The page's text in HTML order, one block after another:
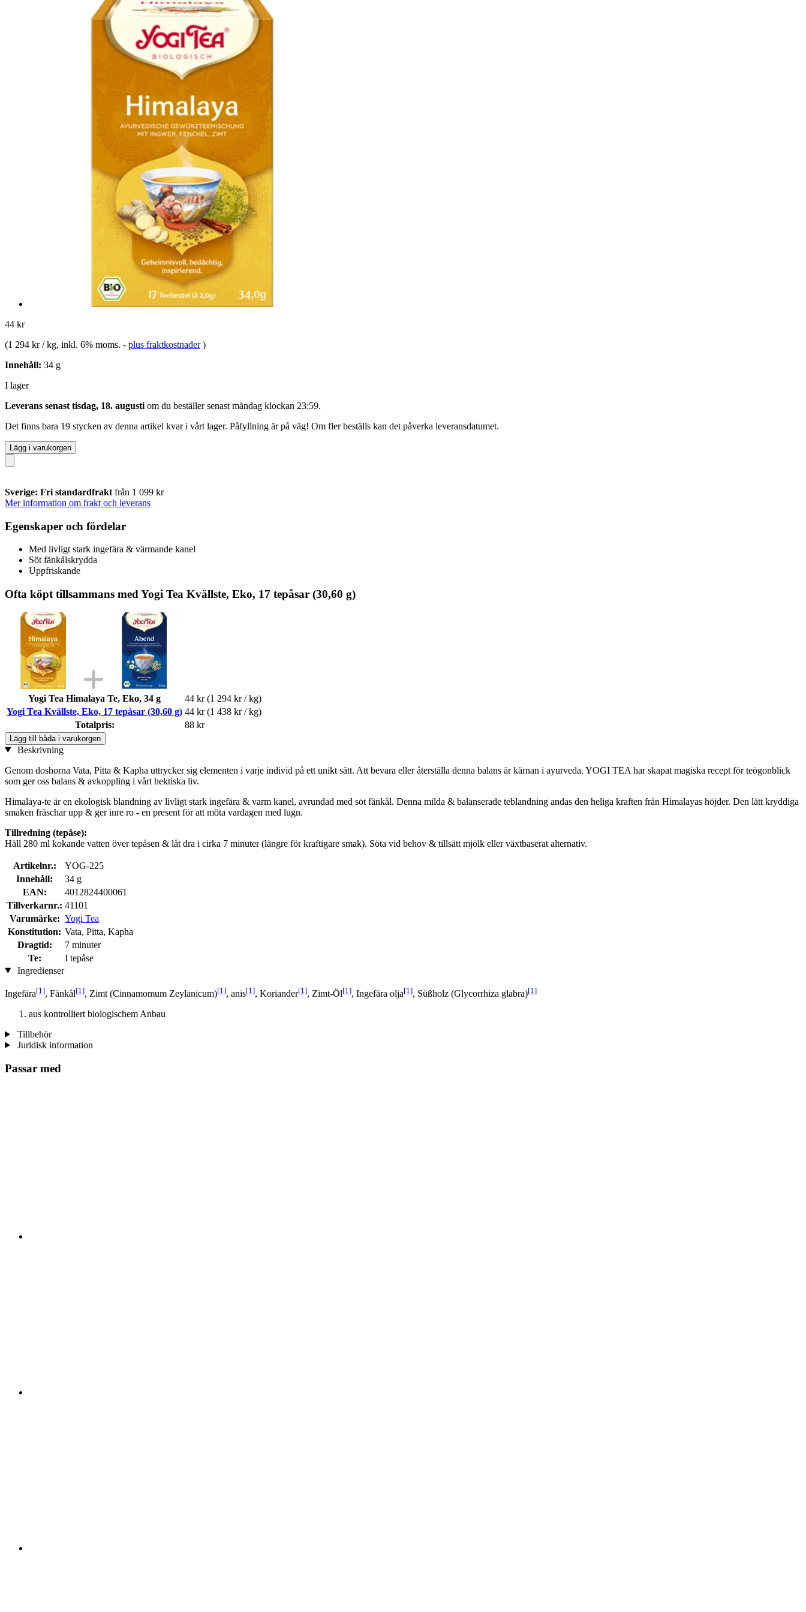
44 kr
(1 294 kr / kg, inkl. 6% moms. - plus fraktkostnader )
Innehåll: 34 g
I lager
Leverans senast tisdag, 18. augusti om du beställer senast måndag klockan 23:59.
Det finns bara 19 stycken av denna artikel kvar i vårt lager. Påfyllning är på väg! Om fler beställs kan det påverka leveransdatumet.
Lägg i varukorgen
Sverige: Fri standardfrakt från 1 099 kr
Mer information om frakt och leverans
Egenskaper och fördelar
Med livligt stark ingefära & värmande kanel
Söt fänkålskrydda
Uppfriskande
Ofta köpt tillsammans med Yogi Tea Kvällste, Eko, 17 tepåsar (30,60 g)
Yogi Tea Himalaya Te, Eko, 34 g 44 kr (1 294 kr / kg)
Yogi Tea Kvällste, Eko, 17 tepåsar (30,60 g) 44 kr (1 438 kr / kg)
Totalpris:
88 kr
Lägg till båda i varukorgen
Beskrivning
Genom doshorna Vata, Pitta & Kapha uttrycker sig elementen i varje individ på ett unikt sätt. Att bevara eller återställa denna balans är kärnan i ayurveda. YOGI TEA har skapat magiska recept för teögonblick
som ger oss balans & avkoppling i vårt hektiska liv.
Himalaya-te är en ekologisk blandning av livligt stark ingefära & varm kanel, avrundad med söt fänkål. Denna milda & balanserade teblandning andas den heliga kraften från Himalayas höjder. Den lätt kryddiga
smaken fräschar upp & ger inre ro - en present för att möta vardagen med lugn.
Tillredning (tepåse):
Häll 280 ml kokande vatten över tepåsen & låt dra i cirka 7 minuter (längre för kraftigare smak). Söta vid behov & tillsätt mjölk eller växtbaserat alternativ.
Artikelnr.:
YOG-225
Innehåll:
34 g
EAN:
4012824400061
Tillverkarnr.: 41101
Varumärke: Yogi Tea
Konstitution: Vata, Pitta, Kapha
Dragtid:
7 minuter
Te:
I tepåse
Ingredienser
Ingefära[1], Fänkål[1], Zimt (Cinnamomum Zeylanicum)[1], anis[1], Koriander[1], Zimt-Öl[1], Ingefära olja[1], Süßholz (Glycorrhiza glabra)[1]
aus kontrolliert biologischem Anbau
Tillbehör
Juridisk information
Passar med